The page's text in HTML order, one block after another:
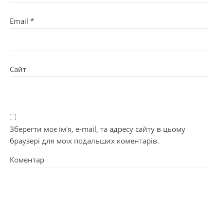
Email *
Сайт
Зберегти моє ім'я, e-mail, та адресу сайту в цьому
браузері для моїх подальших коментарів.
Коментар